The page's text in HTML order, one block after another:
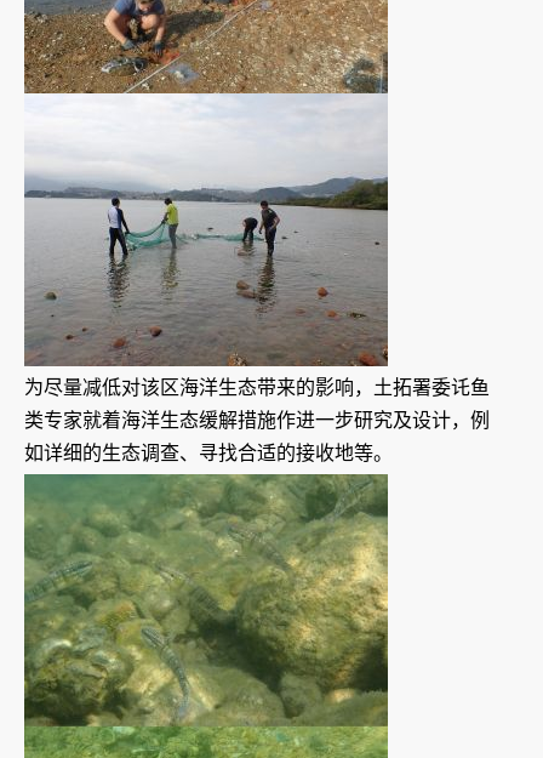
为尽量减低对该区海洋生态带来的影响，土拓署委讬鱼
类专家就着海洋生态缓解措施作进一步研究及设计，例
如详细的生态调查、寻找合适的接收地等。